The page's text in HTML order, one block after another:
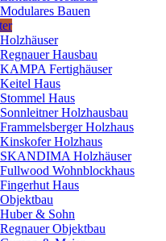
Modulares Bauen
Holzhäuser
Regnauer Hausbau
KAMPA Fertighäuser
Keitel Haus
Stommel Haus
Sonnleitner Holzhausbau
Frammelsberger Holzhaus
Kinskofer Holzhaus
SKANDIMA Holzhäuser
Fullwood Wohnblockhaus
Fingerhut Haus
Objektbau
Huber & Sohn
Regnauer Objektbau